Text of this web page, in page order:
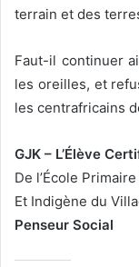
terrain et des
Faut-il continuer
les oreilles, et
les centrafricains
GJK – L’Élève
De l’École
Et Indigène du
Penseur Social